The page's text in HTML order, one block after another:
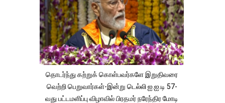
தொடர்ந்து கற்றுக் கொள்பவர்களே இறுதிவரை
வெற்றி பெறுவார்கள்-இன்று டெல்லி ஐ.ஐ.டி 57-
வது பட்டமளிப்பு விழாவில் பிரதமர் நரேந்திர மோடி